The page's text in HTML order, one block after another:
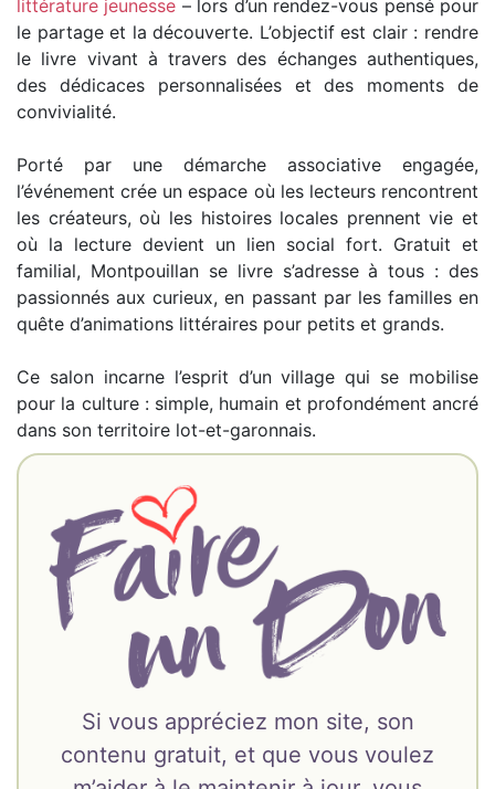
littérature jeunesse – lors d’un rendez-vous pensé pour
le partage et la découverte. L’objectif est clair : rendre
le livre vivant à travers des échanges authentiques,
des dédicaces personnalisées et des moments de
convivialité.
Porté par une démarche associative engagée,
l’événement crée un espace où les lecteurs rencontrent
les créateurs, où les histoires locales prennent vie et
où la lecture devient un lien social fort. Gratuit et
familial, Montpouillan se livre s’adresse à tous : des
passionnés aux curieux, en passant par les familles en
quête d’animations littéraires pour petits et grands.
Ce salon incarne l’esprit d’un village qui se mobilise
pour la culture : simple, humain et profondément ancré
dans son territoire lot-et-garonnais.
Si vous appréciez mon site, son
contenu gratuit, et que vous voulez